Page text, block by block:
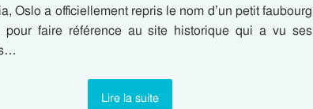
Oslo a officiellement repris le nom d’un petit faubourg
pour faire référence au site historique qui a vu ses
Lire la suite